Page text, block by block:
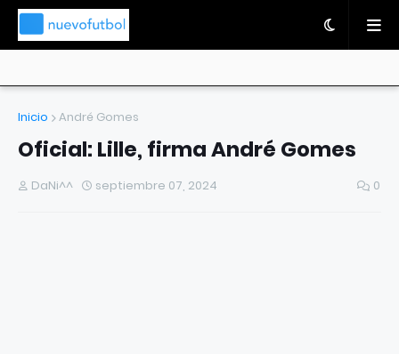
Inicio André Gomes
Oficial: Lille, firma André Gomes
DaNi^^ septiembre 07, 2024 0